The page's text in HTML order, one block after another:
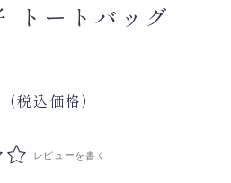
トートバッグ
(税込価格)
レビューを書く